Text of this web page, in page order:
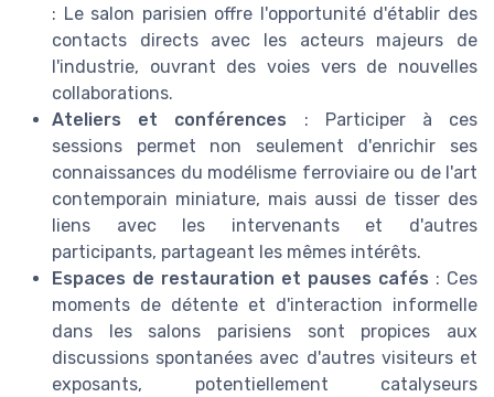
: Le salon parisien offre l'opportunité d'établir des
contacts directs avec les acteurs majeurs de
l'industrie, ouvrant des voies vers de nouvelles
collaborations.
Ateliers et conférences : Participer à ces
sessions permet non seulement d'enrichir ses
connaissances du modélisme ferroviaire ou de l'art
contemporain miniature, mais aussi de tisser des
liens avec les intervenants et d'autres
participants, partageant les mêmes intérêts.
Espaces de restauration et pauses cafés : Ces
moments de détente et d'interaction informelle
dans les salons parisiens sont propices aux
discussions spontanées avec d'autres visiteurs et
exposants, potentiellement catalyseurs